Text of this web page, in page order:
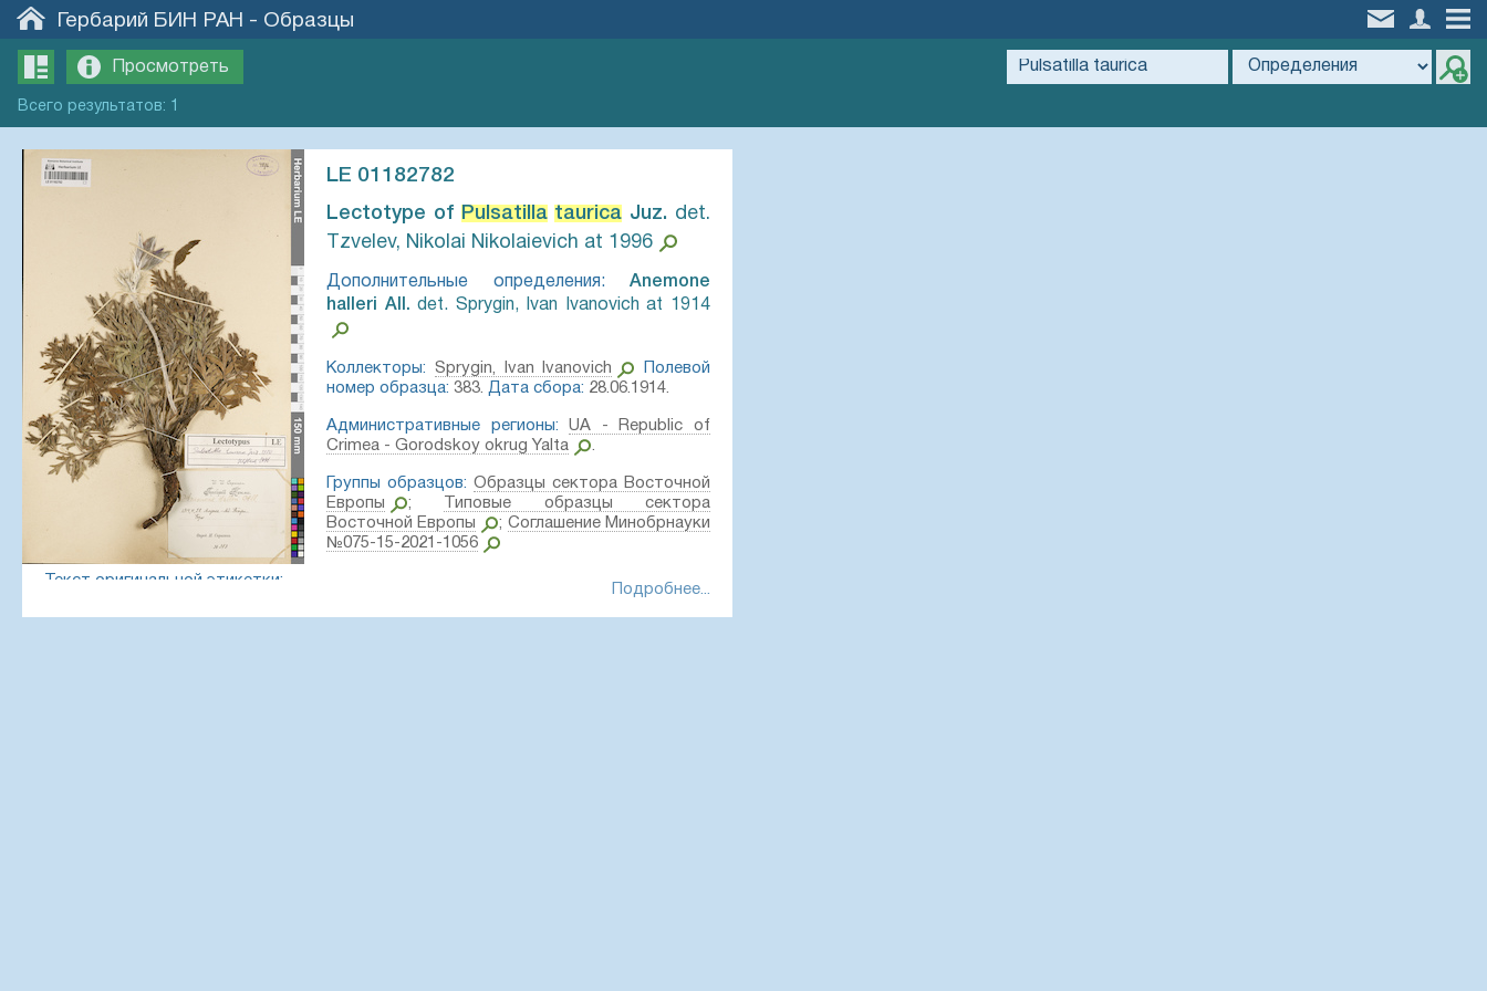
Гербарий БИН РАН - Образцы
Просмотреть
Всего результатов: 1
LE 01182782
Lectotype of Pulsatilla taurica Juz.⁣ det.
Tzvelev, Nikolai Nikolaievich at 1996
Дополнительные определения:
Anemone
halleri All.⁣ det. Sprygin, Ivan Ivanovich at 1914
Коллекторы: Sprygin, Ivan Ivanovich
Полевой
номер образца: 383. Дата сбора: 28.06.1914.
Административные регионы:
UA - Republic of
Crimea - Gorodskoy okrug Yalta
.
Группы образцов: Образцы сектора Восточной
Европы
;
Типовые образцы сектора
Восточной Европы
; Соглашение Минобрнауки
№075-15-2021-1056
Текст оригинальной этикетки:
Подробнее...